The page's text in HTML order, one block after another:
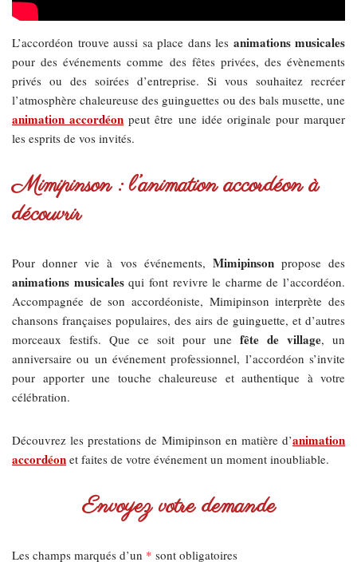
L’accordéon trouve aussi sa place dans les animations musicales
pour des événements comme des fêtes privées, des évènements
privés ou des soirées d’entreprise. Si vous souhaitez recréer
l’atmosphère chaleureuse des guinguettes ou des bals musette, une
animation accordéon peut être une idée originale pour marquer
les esprits de vos invités.
Mimipinson : l’animation accordéon à
découvrir
Pour donner vie à vos événements, Mimipinsonpropose des
animations musicalesqui font revivre le charme de l’accordéon.
Accompagnée de son accordéoniste, Mimipinson interprète des
chansons françaises populaires, des airs de guinguette, et d’autres
morceaux festifs. Que ce soit pour une fête de village, un
anniversaire ou un événement professionnel, l’accordéon s’invite
pour apporter une touche chaleureuse et authentique à votre
célébration.
Découvrez les prestations de Mimipinson en matière d’animation
accordéon et faites de votre événement un moment inoubliable.
Envoyez votre demande
Les champs marqués d’un * sont obligatoires